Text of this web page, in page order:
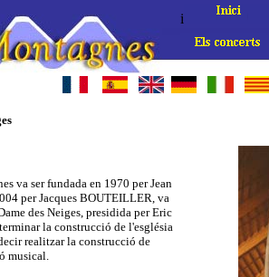
i
va ser fundada en 1970 per Jean
per Jacques BOUTEILLER, va
des Neiges, presidida per Eric
la construcció de l'església
realitzar la construcció de
musical.